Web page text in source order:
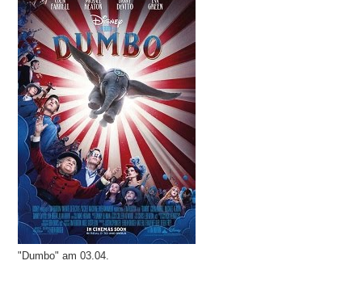
"Dumbo" am 03.04.